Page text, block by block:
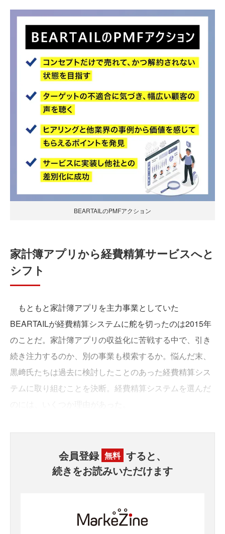
BEARTAILのPMFアクション
家計簿アプリから経費精算サービスへと
シフト
もともと家計簿アプリを主力事業としていた
BEARTAILが経費精算システムに舵を切ったのは2015年
のことだ。家計簿アプリの収益化に苦戦する中で、引き
続き注力するのか、別の事業も模索するか。悩んだ末、
黒﨑氏たちは過去に検討したことのあった経費精算シス
テムに取り組むことを決断。経費精算システムを選んだ
会員登録 無料 すると、
続きをお読みいただけます